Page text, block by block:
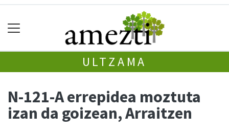
ULTZAMA
N-121-A errepidea moztuta
izan da goizean, Arraitzen